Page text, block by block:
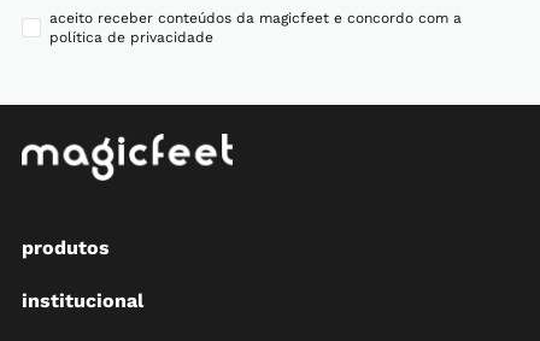
aceito receber conteúdos da magicfeet e concordo com a
política de privacidade
produtos
institucional